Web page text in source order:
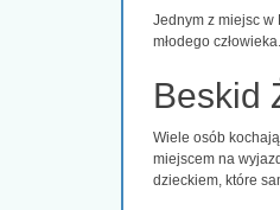
Jednym z miejsc w
młodego
Beskid
Wiele osób
miejscem na
dzieckiem, które